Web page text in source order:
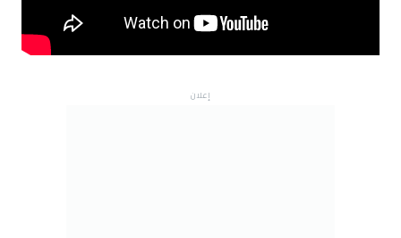
إعلان